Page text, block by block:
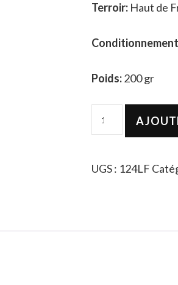
Terroir: Haut de
Poids:200 gr
UGS : 124LF